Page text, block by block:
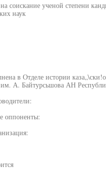
соискание ученой степени
наук
в Отделе истории
А. Байтурсьшова АН
оппоненты: